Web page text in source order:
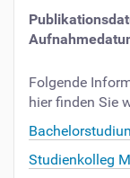
Folgende
hier finden Sie
Studienkolleg